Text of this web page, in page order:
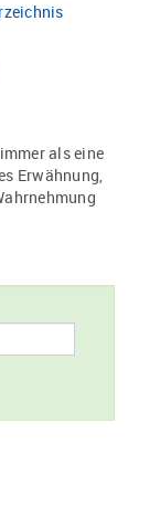
als eine
Erwähnung,